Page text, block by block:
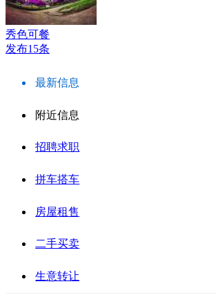
秀色可餐
发布15条
最新信息
附近信息
招聘求职
拼车搭车
房屋租售
二手买卖
生意转让